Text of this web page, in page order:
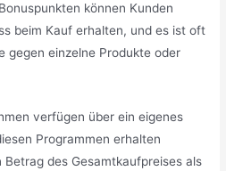
können Kunden
beim Kauf erhalten, und es ist oft
gegen einzelne Produkte oder
verfügen über ein eigenes
Programmen erhalten
des Gesamtkaufpreises als